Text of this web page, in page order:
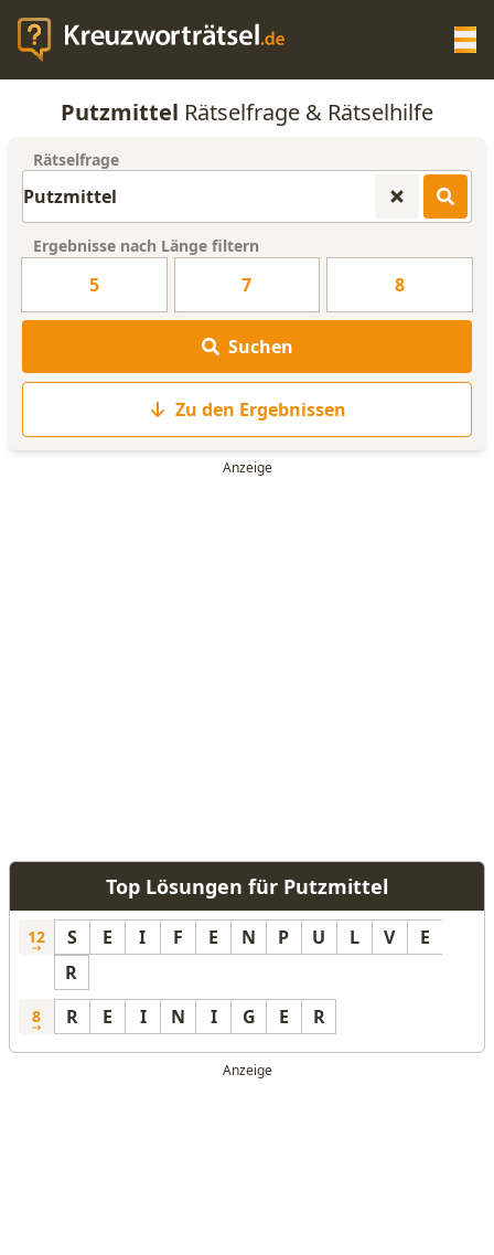
KREUZWORTRÄTSEL-HILFE
WORTLISTE
Putzmittel Rätselfrage & Rätselhilfe
Rätselfrage
Ergebnisse nach Länge filtern
5 7 8
Suchen
Zu den Ergebnissen
Top Lösungen für Putzmittel
12 S E I F E N P U L V
E
R
8 R E I N I G E R